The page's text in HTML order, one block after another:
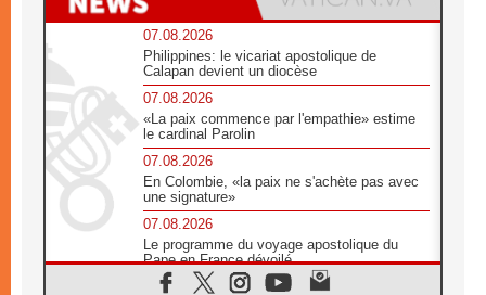
07.08.2026
Philippines: le vicariat apostolique de
Calapan devient un diocèse
07.08.2026
«La paix commence par l'empathie» estime
le cardinal Parolin
07.08.2026
En Colombie, «la paix ne s'achète pas avec
une signature»
07.08.2026
Le programme du voyage apostolique du
Pape en France dévoilé
07.08.2026